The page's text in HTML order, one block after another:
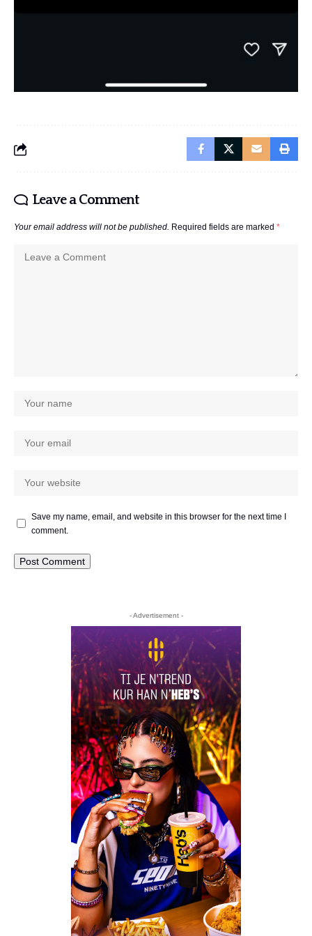
Leave a Comment
Your email address will not be published. Required fields are marked *
Save my name, email, and website in this browser for the next time I
comment.
- Advertisement -